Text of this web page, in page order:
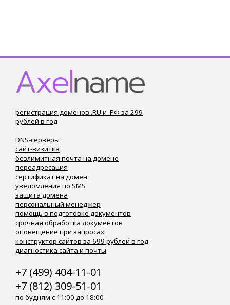
регистрация доменов .RU и .РФ за 299
рублей в год
DNS-серверы
сайт-визитка
безлимитная почта на домене
переадресация
сертификат на домен
уведомления по SMS
защита домена
персональный менеджер
помощь в подготовке документов
срочная обработка документов
оповещение при запросах
конструктор сайтов за 699 рублей в год
диагностика сайта и почты
+7 (499) 404-11-01
+7 (812) 309-51-01
по будням с 11:00 до 18:00